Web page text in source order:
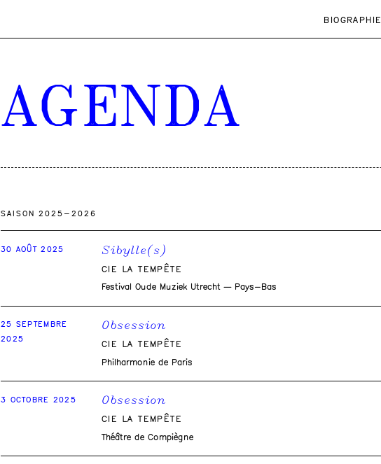
BIOGRAPHIE
AGENDA
SAISON 2025-2026
30 AOÛT 2025 Sibylle(s)
CIE LA TEMPÊTE
Festival Oude Muziek Utrecht — Pays-Bas
25 SEPTEMBRE
2025
Obsession
CIE LA TEMPÊTE
Philharmonie de Paris
3 OCTOBRE 2025 Obsession
CIE LA TEMPÊTE
Théâtre de Compiègne